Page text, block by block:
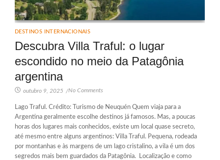
DESTINOS INTERNACIONAIS
Descubra Villa Traful: o lugar
escondido no meio da Patagônia
argentina
outubro 9, 2025 /No Comments
Lago Traful. Crédito: Turismo de Neuquén Quem viaja para a
Argentina geralmente escolhe destinos já famosos. Mas, a poucas
horas dos lugares mais conhecidos, existe um local quase secreto,
até mesmo entre alguns argentinos: Villa Traful. Pequena, rodeada
por montanhas e às margens de um lago cristalino, a vila é um dos
segredos mais bem guardados da Patagônia. Localização e como